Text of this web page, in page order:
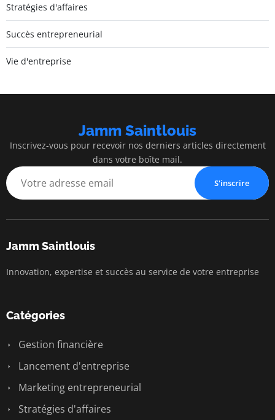
Stratégies d'affaires
Succès entrepreneurial
Vie d'entreprise
Jamm Saintlouis
Inscrivez-vous pour recevoir nos derniers articles directement
dans votre boîte mail.
S'inscrire
Jamm Saintlouis
Innovation, expertise et succès au service de votre entreprise
Catégories
Gestion financière
Lancement d'entreprise
Marketing entrepreneurial
Stratégies d'affaires